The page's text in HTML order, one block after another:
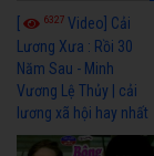
6327 Video] Cải
Lương Xưa : Rồi 30
Năm Sau - Minh
Vương Lệ Thủy | cải
lương xã hội hay nhất